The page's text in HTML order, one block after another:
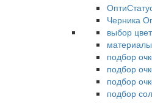
Черника
выбор
подбор
подбор
подбор
подбор